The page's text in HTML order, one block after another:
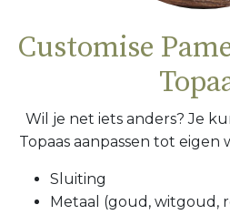
Customise
Wil je net iets anders? Je
Topaas aanpassen tot eigen
Sluiting
Metaal (goud, witgoud,